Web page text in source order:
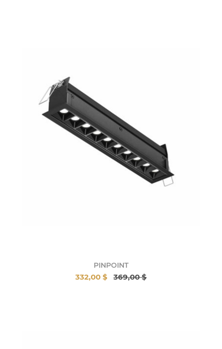
PINPOINT
332,00 $ 369,00 $